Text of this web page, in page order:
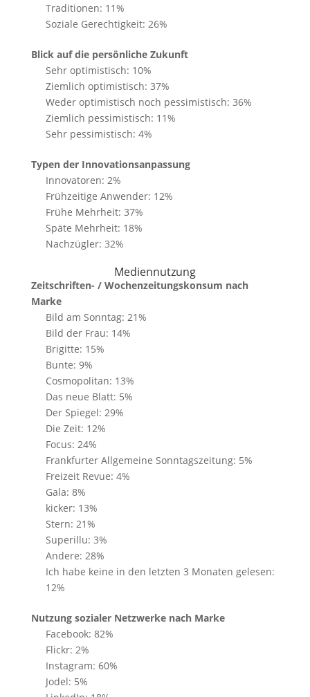
Traditionen: 11%
Soziale Gerechtigkeit: 26%
Blick auf die persönliche Zukunft
Sehr optimistisch: 10%
Ziemlich optimistisch: 37%
Weder optimistisch noch pessimistisch: 36%
Ziemlich pessimistisch: 11%
Sehr pessimistisch: 4%
Typen der Innovationsanpassung
Innovatoren: 2%
Frühzeitige Anwender: 12%
Frühe Mehrheit: 37%
Späte Mehrheit: 18%
Nachzügler: 32%
Mediennutzung
Zeitschriften- / Wochenzeitungskonsum nach
Marke
Bild am Sonntag: 21%
Bild der Frau: 14%
Brigitte: 15%
Bunte: 9%
Cosmopolitan: 13%
Das neue Blatt: 5%
Der Spiegel: 29%
Die Zeit: 12%
Focus: 24%
Frankfurter Allgemeine Sonntagszeitung: 5%
Freizeit Revue: 4%
Gala: 8%
kicker: 13%
Stern: 21%
Superillu: 3%
Andere: 28%
Ich habe keine in den letzten 3 Monaten gelesen:
12%
Nutzung sozialer Netzwerke nach Marke
Facebook: 82%
Flickr: 2%
Instagram: 60%
Jodel: 5%